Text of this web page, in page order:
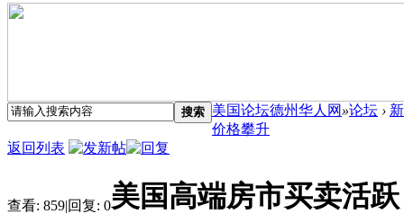
搜索 美国论坛德州华人网 »论坛 ›
价格攀升
返回列表
查看: 859|回复: 0美国高端房市买卖活